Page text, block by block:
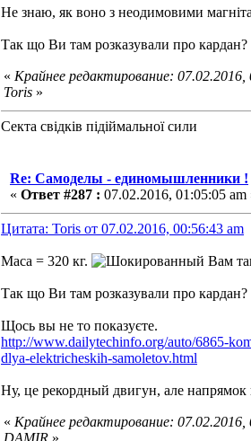
Не знаю, як воно з неодимовими
Так що Ви там розказували про кардан?
« Крайнее редактирование:
Toris »
Секта свідків підіймальної сили
Re: Самоделы - единомышленники !
« Ответ #287 : 07.02.2016, 01:05:05 am
Цитата: Toris от 07.02.2016, 00:56:43 am
Маса = 320 кг. Вам
Так що Ви там розказували про кардан?
Щось вы не то показуєте.
http://www.dailytechinfo.org/auto/6865-
dlya-elektricheskih-samoletov.html
Ну, це рекордный двигун, але
« Крайнее редактирование:
DAMIR »